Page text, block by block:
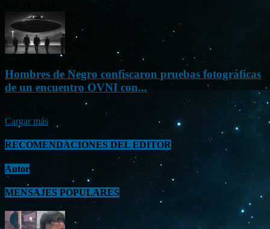
Hombres de Negro confiscaron pruebas fotográficas
de un encuentro OVNI con...
Cargar más
RECOMENDACIONES DEL EDITOR
Autor
MENSAJES POPULARES